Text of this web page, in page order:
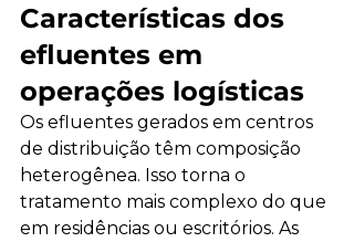
Características dos
efluentes em
operações logísticas
Os efluentes gerados em centros
de distribuição têm composição
heterogênea. Isso torna o
tratamento mais complexo do que
em residências ou escritórios. As